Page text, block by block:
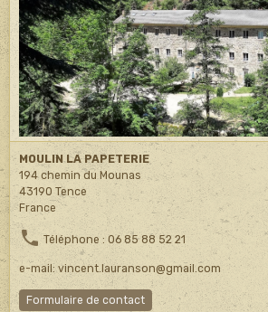
MOULIN LA PAPETERIE
194 chemin du Mounas
43190 Tence
France
Téléphone : 06 85 88 52 21
e-mail: vincent.lauranson@gmail.com
Formulaire de contact